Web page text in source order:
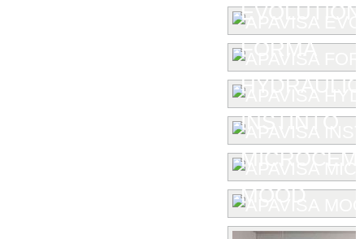
EVOLUTION
FORMA
HYDRAULIC
INSTINTO
MOOD